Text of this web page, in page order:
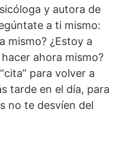
y autora de
a ti mismo:
mismo? ¿Estoy a
ahora mismo?
para volver a
tarde en el día, para
no te desvíen del